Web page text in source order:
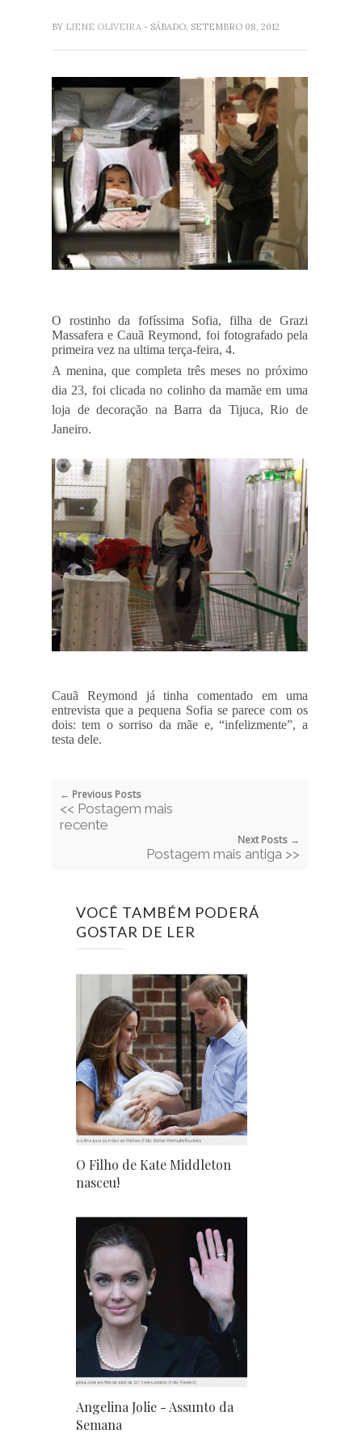
BY LIENE OLIVEIRA - SÁBADO, SETEMBRO 08, 2012
O rostinho da fofíssima Sofia, filha de Grazi
Massafera e Cauã Reymond, foi fotografado pela
primeira vez na ultima terça-feira, 4.
A menina, que completa três meses no próximo
dia 23, foi clicada no colinho da mamãe em uma
loja de decoração na Barra da Tijuca, Rio de
Janeiro.
Cauã Reymond já tinha comentado em uma
entrevista que a pequena Sofia se parece com os
dois: tem o sorriso da mãe e, “infelizmente”, a
testa dele.
← Previous Posts
<< Postagem mais
recente
Next Posts →
Postagem mais antiga >>
VOCÊ TAMBÉM PODERÁ
GOSTAR DE LER
O Filho de Kate Middleton
nasceu!
Angelina Jolie - Assunto da
Semana